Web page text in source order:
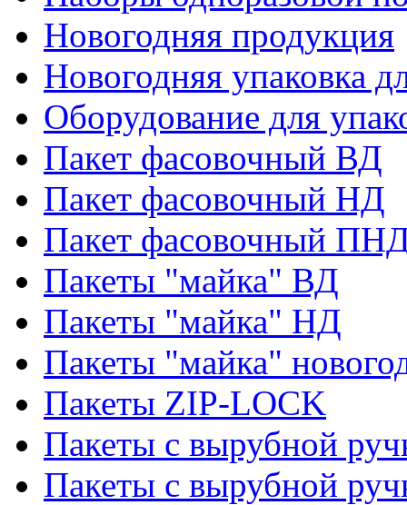
Новогодняя продукция
Новогодняя упаковка
Оборудование для
Пакет фасовочный ВД
Пакет фасовочный НД
Пакет фасовочный
Пакеты "майка" ВД
Пакеты "майка" НД
Пакеты "майка"
Пакеты ZIP-LOCK
Пакеты с вырубной
Пакеты с вырубной